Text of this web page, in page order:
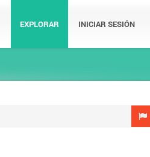
EXPLORAR INICIAR SESIÓN